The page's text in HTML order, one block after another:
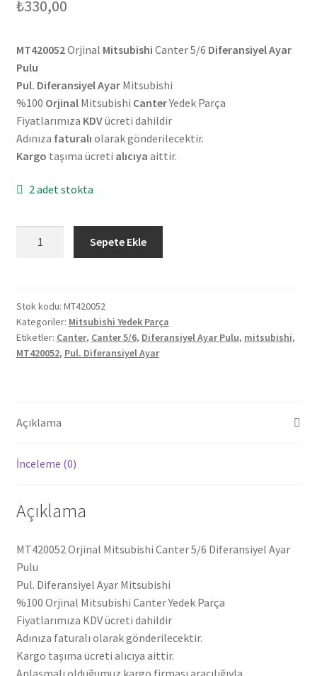
₺330,00
MT420052Orjinal Mitsubishi Canter 5/6 Diferansiyel Ayar
Pulu
Pul. Diferansiyel AyarMitsubishi
%100 OrjinalMitsubishi CanterYedek Parça
Fiyatlarımıza KDVücreti dahildir
Adınıza faturalı olarak gönderilecektir.
Kargo taşıma ücreti alıcıya aittir.
2 adet stokta
Diferansiyel
Ayar
Pulu
MT420052
Sepete Ekle
Stok kodu: MT420052
Kategoriler: Mitsubishi Yedek Parça
Etiketler: Canter, Canter 5/6, Diferansiyel Ayar Pulu, mitsubishi,
MT420052, Pul. Diferansiyel Ayar
Açıklama
İnceleme (0)
Açıklama
MT420052 Orjinal Mitsubishi Canter 5/6 Diferansiyel Ayar
Pulu
Pul. Diferansiyel Ayar Mitsubishi
%100 Orjinal Mitsubishi Canter Yedek Parça
Fiyatlarımıza KDV ücreti dahildir
Adınıza faturalı olarak gönderilecektir.
Kargo taşıma ücreti alıcıya aittir.